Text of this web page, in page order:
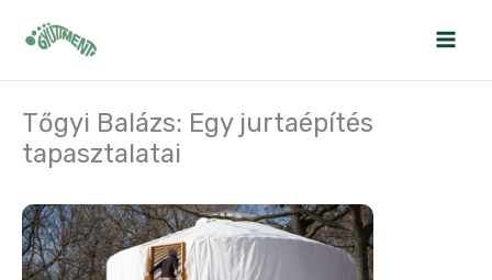
Tőgyi Balázs: Egy jurtaépítés
tapasztalatai